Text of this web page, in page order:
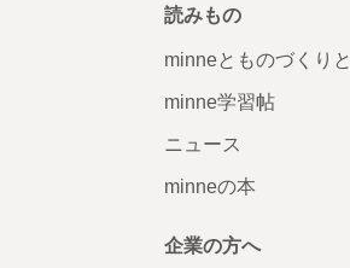
読みもの
minneとものづくりと
minne学習帖
ニュース
minneの本
企業の方へ